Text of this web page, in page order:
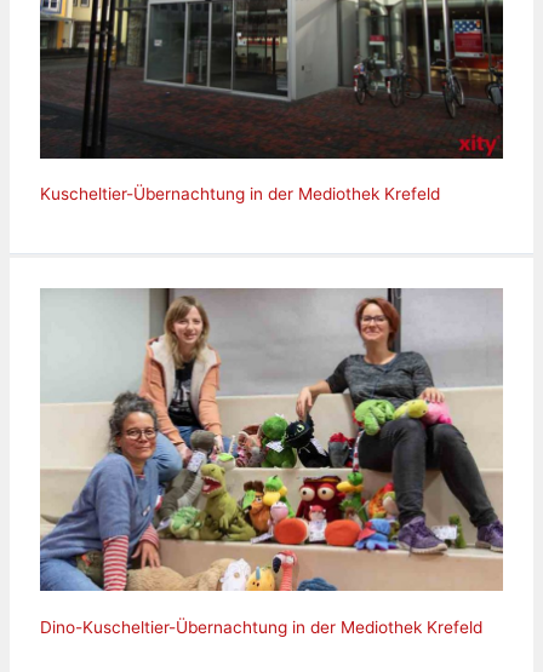
Kuscheltier-Übernachtung in der Mediothek Krefeld
Dino-Kuscheltier-Übernachtung in der Mediothek Krefeld